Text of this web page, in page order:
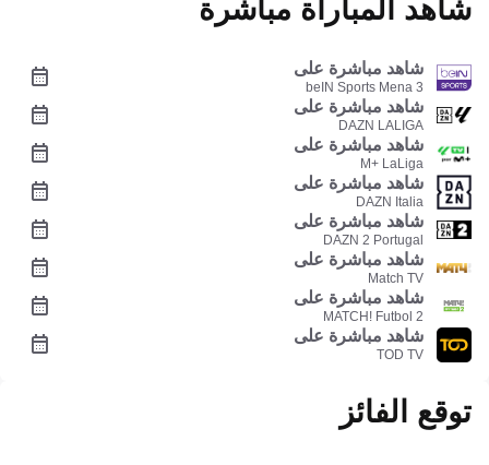
شاهد المباراة مباشرة
شاهد مباشرة على
beIN Sports Mena 3
شاهد مباشرة على
DAZN LALIGA
شاهد مباشرة على
M+ LaLiga
شاهد مباشرة على
DAZN Italia
شاهد مباشرة على
DAZN 2 Portugal
شاهد مباشرة على
Match TV
شاهد مباشرة على
MATCH! Futbol 2
شاهد مباشرة على
TOD TV
توقع الفائز